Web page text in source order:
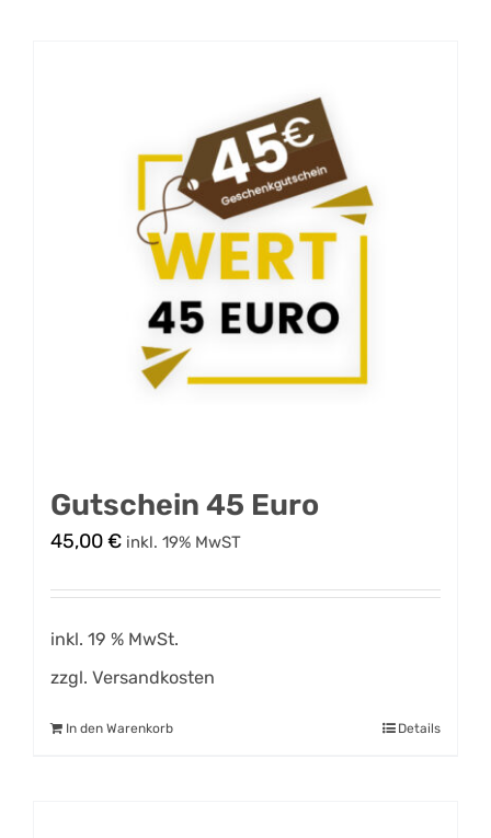
Gutschein 45 Euro
45,00€ inkl. 19% MwST
inkl. 19 % MwSt.
zzgl. Versandkosten
In den Warenkorb Details